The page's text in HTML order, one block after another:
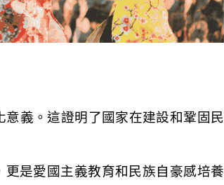
義。這證明了國家在建設和鞏固民
是愛國主義教育和民族自豪感培養